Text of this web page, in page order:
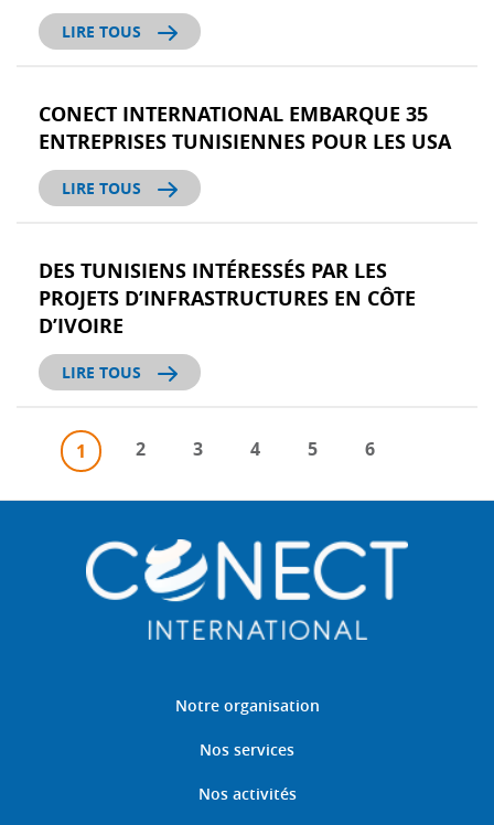
LIRE TOUS
CONECT INTERNATIONAL EMBARQUE 35
ENTREPRISES TUNISIENNES POUR LES USA
LIRE TOUS
DES TUNISIENS INTÉRESSÉS PAR LES
PROJETS D’INFRASTRUCTURES EN CÔTE
D’IVOIRE
LIRE TOUS
1 2 3 4 5 6
Notre organisation
Nos services
Nos activités